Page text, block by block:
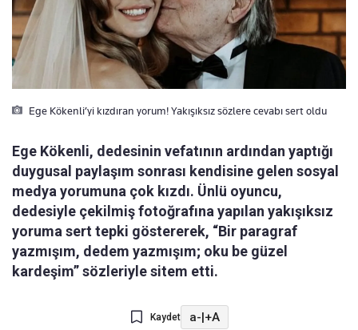
Ege Kökenli’yi kızdıran yorum! Yakışıksız sözlere cevabı sert oldu
Ege Kökenli, dedesinin vefatının ardından yaptığı
duygusal paylaşım sonrası kendisine gelen sosyal
medya yorumuna çok kızdı. Ünlü oyuncu,
dedesiyle çekilmiş fotoğrafına yapılan yakışıksız
yoruma sert tepki göstererek, “Bir paragraf
yazmışım, dedem yazmışım; oku be güzel
kardeşim” sözleriyle sitem etti.
Kaydet a-|+A